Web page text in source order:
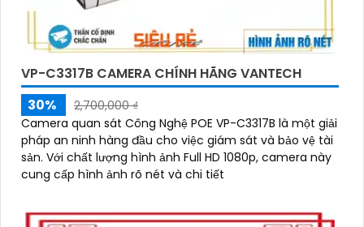
VP-C3317B CAMERA CHÍNH HÃNG VANTECH
30%
2,700,000 ₫
Camera quan sát Công Nghệ POE VP-C3317B là một giải
pháp an ninh hàng đầu cho việc giám sát và bảo vệ tài
sản. Với chất lượng hình ảnh Full HD 1080p, camera này
cung cấp hình ảnh rõ nét và chi tiết